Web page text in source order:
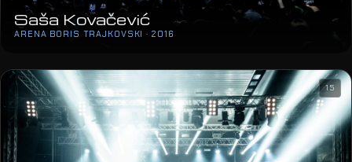
Saša Kovačević
ARENA BORIS TRAJKOVSKI · 2016
15